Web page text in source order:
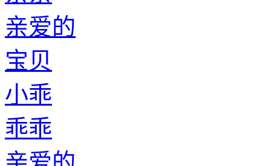
亲爱的
宝贝
小乖
乖乖